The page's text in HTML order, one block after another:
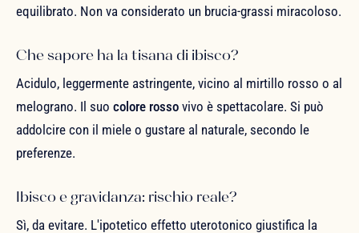
equilibrato. Non va considerato un brucia-grassi miracoloso.
Che sapore ha la tisana di ibisco?
Acidulo, leggermente astringente, vicino al mirtillo rosso o al
melograno. Il suo colore rosso vivo è spettacolare. Si può
addolcire con il miele o gustare al naturale, secondo le
preferenze.
Ibisco e gravidanza: rischio reale?
Sì, da evitare. L'ipotetico effetto uterotonico giustifica la